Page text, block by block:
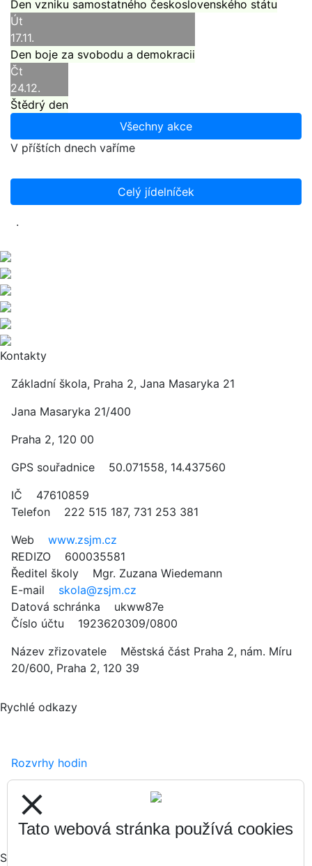
Den vzniku samostatného československého státu
Út
17.11.
Den boje za svobodu a demokracii
Čt
24.12.
Štědrý den
Všechny akce
V příštích dnech vaříme
Celý jídelníček
.
Kontakty
Základní škola, Praha 2, Jana Masaryka 21
Jana Masaryka 21/400
Praha 2, 120 00
GPS souřadnice 50.071558, 14.437560
IČ 47610859
Telefon 222 515 187, 731 253 381
Web www.zsjm.cz
REDIZO 600035581
Ředitel školy Mgr. Zuzana Wiedemann
E-mail skola@zsjm.cz
Datová schránka ukww87e
Číslo účtu 1923620309/0800
Název zřizovatele Městská část Praha 2, nám. Míru
20/600, Praha 2, 120 39
Rychlé odkazy
Rozvrhy hodin
Zápisy
Formuláře ke stažení
Sociální sítě
close
Tato webová stránka používá cookies